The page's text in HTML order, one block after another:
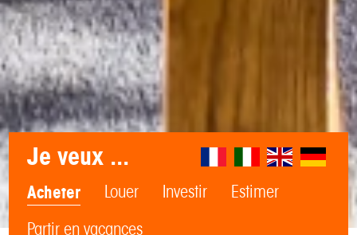
Je veux ...
Acheter Louer Investir
Estimer
Partir en vacances